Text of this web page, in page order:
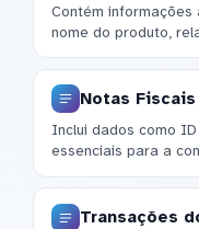
Contém
nome do produto,
Notas
Inclui dados como
essenciais para a
Transações